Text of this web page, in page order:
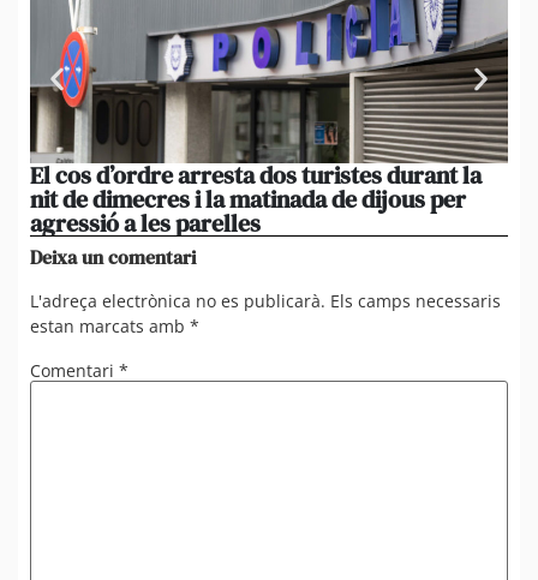
El cos d’ordre arresta dos turistes durant la
nit de dimecres i la matinada de dijous per
agressió a les parelles
Deixa un comentari
L'adreça electrònica no es publicarà. Els camps necessaris
estan marcats amb *
Comentari *